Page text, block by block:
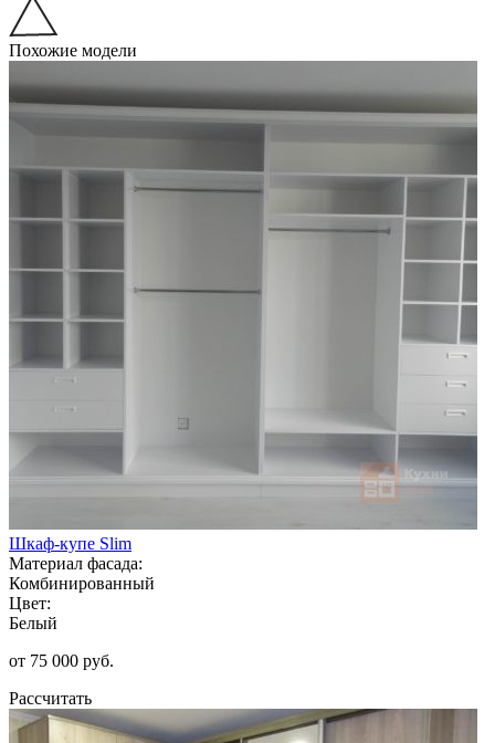
Похожие модели
Шкаф-купе Slim
Материал фасада:
Комбинированный
Цвет:
Белый
от 75 000 руб.
Рассчитать